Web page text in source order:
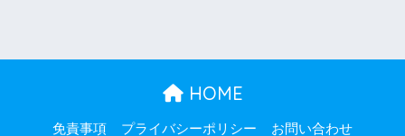
HOME
免責事項 プライバシーポリシー お問い合わせ